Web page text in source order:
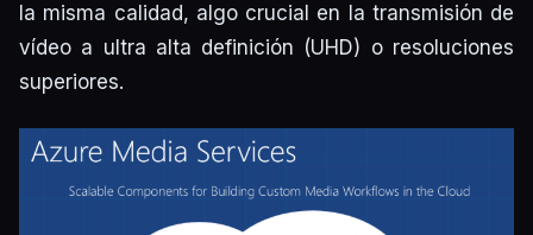
la misma calidad, algo crucial en la transmisión de
vídeo a ultra alta definición (UHD) o resoluciones
superiores.